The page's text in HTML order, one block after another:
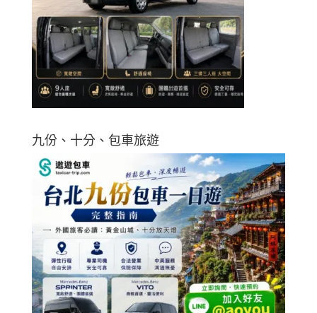
九份、十分、包車旅遊